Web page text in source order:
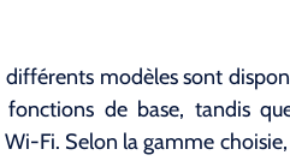
modèles sont
de base, tandis
Wi-Fi. Selon la gamme